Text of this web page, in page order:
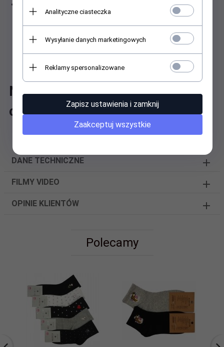
Pozostałe kolory i wzory na innych moich ofertach
Kielce.
Galeria "Planty" stoisko 47A
Najwyższa jakość - optymalna
cena !
DANE TECHNICZNE
FILMY VIDEO
OPINIE KLIENTÓW
Polecamy
Analityczne ciasteczka
Wysyłanie danych marketingowych
Reklamy spersonalizowane
Zapisz ustawienia i zamknij
Zaakceptuj wszystkie